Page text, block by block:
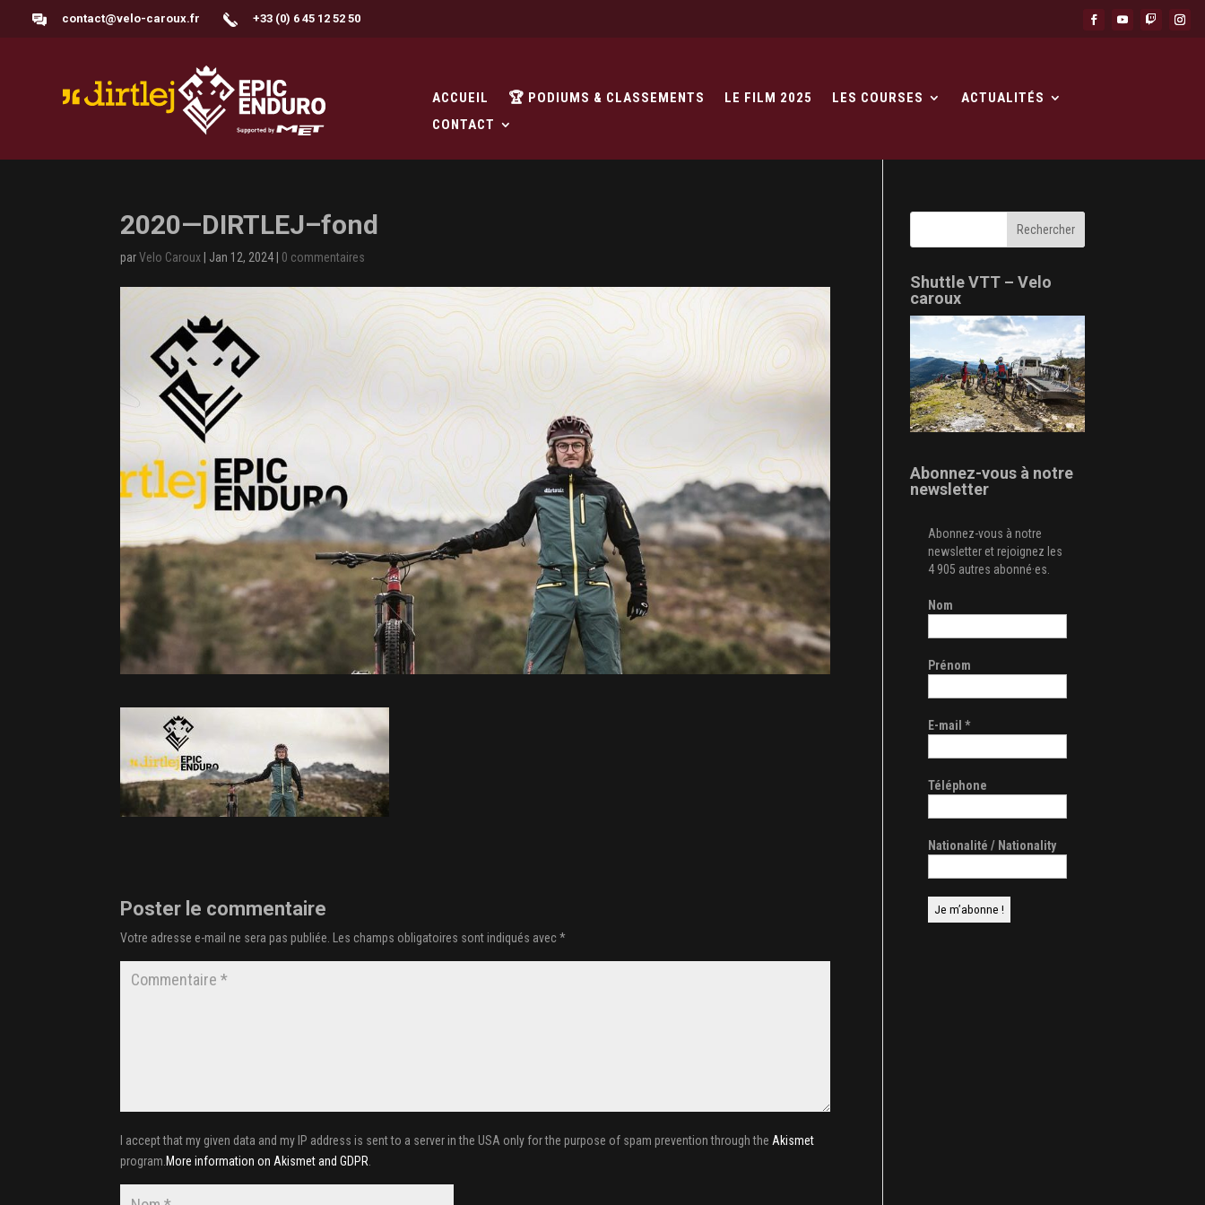
contact@velo-caroux.fr +33 (0) 6 45 12 52 50
ACCUEIL 🏆 PODIUMS & CLASSEMENTS LE FILM 2025 LES COURSES
ACTUALITÉS
CONTACT
2020—DIRTLEJ–fond
parVelo Caroux Jan 12, 2024 0 commentaires
Poster le commentaire
Votre adresse e-mail ne sera pas publiée. Les champs obligatoires sont indiqués avec*
I accept that my given data and my IP address is sent to a server in the USA only for the purpose of spam prevention through the Akismet
program. More information on Akismet and GDPR
Shuttle VTT – Velo
caroux
Abonnez-vous à notre
newsletter
Abonnez-vous à notre
newsletter et rejoignez les
4 905 autres abonné·es.
Nom
Prénom
E-mail*
Téléphone
Nationalité / Nationality